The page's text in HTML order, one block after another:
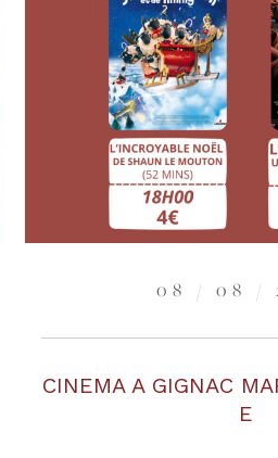
08 / 08 /
CINEMA A GIGNAC
E